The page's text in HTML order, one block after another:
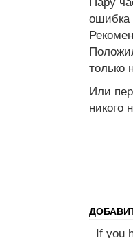
ошибка
только
Или
никого
If you